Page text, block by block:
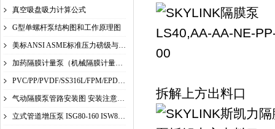
真空吸盘吸力计算公式
G型单螺杆泵结构图和工作原理图
美标ANSI ASME标准压力磅级与国标压力、管
加药隔膜计量泵（机械隔膜计量泵）工作原理图及
PVC/PP/PVDF/SS316L/FPM/EPDM/PE耐化学腐蚀
气动隔膜泵管路安装图 安装注意事项 安装工
立式管道增压泵 ISG80-160 ISW80-160(I)A
拆解上方出料口